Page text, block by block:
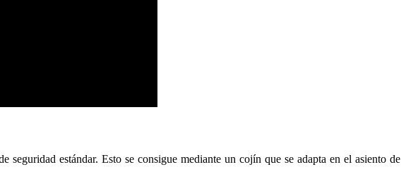
estándar. Esto se consigue mediante un cojín que se adapta en el asiento de